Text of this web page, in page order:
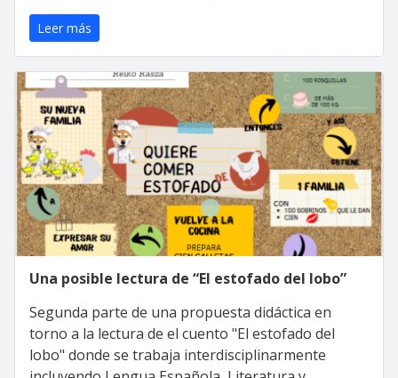
Leer más
Una posible lectura de “El estofado del lobo”
Segunda parte de una propuesta didáctica en
torno a la lectura de el cuento "El estofado del
lobo" donde se trabaja interdisciplinarmente